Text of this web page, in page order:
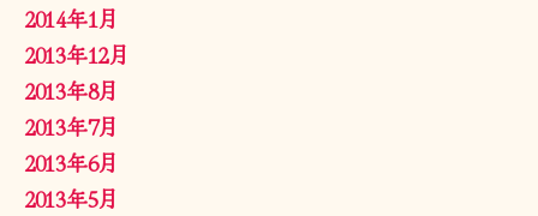
2014年1月
2013年12月
2013年8月
2013年7月
2013年6月
2013年5月